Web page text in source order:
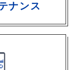
ナンス